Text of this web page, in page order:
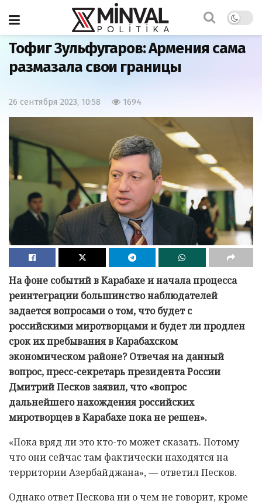
Главная
Тофиг Зульфугаров: Армения сама
размазала свои границы
26 сентября 2023, 10:58 1694
На фоне событий в Карабахе и начала процесса
реинтеграции большинство наблюдателей
задается вопросами о том, что будет с
российскими миротворцами и будет ли продлен
срок их пребывания в Карабахском
экономическом районе? Отвечая на данный
вопрос, пресс-секретарь президента России
Дмитрий Песков заявил, что «вопрос
дальнейшего нахождения российских
миротворцев в Карабахе пока не решен».
«Пока вряд ли это кто-то может сказать. Потому
что они сейчас там фактически находятся на
территории Азербайджана», — ответил Песков.
Однако ответ Пескова ни о чем не говорит, кроме